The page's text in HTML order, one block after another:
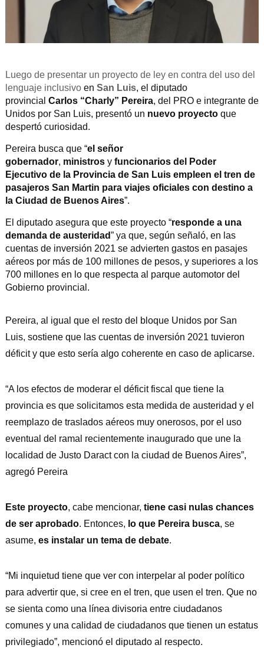
Luego de presentar un proyecto de ley en contra del uso del
lenguaje inclusivoen San Luis, el diputado
provincial Carlos “Charly” Pereira, del PRO e integrante de
Unidos por San Luis, presentó un nuevo proyecto que
despertó curiosidad.
Pereira busca que “el señor
gobernador, ministrosyfuncionarios del Poder
Ejecutivo de la Provincia de San Luis empleen el tren de
pasajeros San Martin para viajes oficiales con destino a
la Ciudad de Buenos Aires”.
E l diputado asegura que este proyecto “responde a una
demanda de austeridad” ya que, según señaló, en las
cuentas de inversión 2021 se advierten gastos en pasajes
aéreos por más de 100 millones de pesos, y superiores a los
700 millones en lo que respecta al parque automotor del
Gobierno provincial.
Pereira, al igual que el resto del bloque Unidos por San
Luis, sostiene que las cuentas de inversión 2021 tuvieron
déficit y que esto sería algo coherente en caso de aplicarse.
“A los efectos de moderar el déficit fiscal que tiene la
provincia es que solicitamos esta medida de austeridad y el
reemplazo de traslados aéreos muy onerosos, por el uso
eventual del ramal recientemente inaugurado que une la
localidad de Justo Daract con la ciudad de Buenos Aires”,
agregó Pereira
Este proyecto, cabe mencionar, tiene casi nulas chances
de ser aprobado. Entonces, lo que Pereira busca, se
asume, es instalar un tema de debate.
“Mi inquietud tiene que ver con interpelar al poder político
para advertir que, si cree en el tren, que usen el tren. Que no
se sienta como una línea divisoria entre ciudadanos
comunes y una calidad de ciudadanos que tienen un estatus
privilegiado”, mencionó el diputado al respecto.